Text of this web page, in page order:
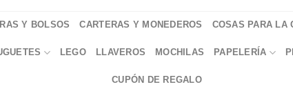
Y BOLSOS CARTERAS Y MONEDEROS COSAS PARA LA
LEGO LLAVEROS MOCHILAS PAPELERÍA
CUPÓN DE REGALO